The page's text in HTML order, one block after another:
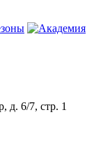
д. 6/7, стр. 1